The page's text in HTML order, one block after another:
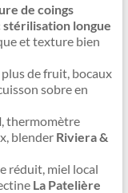
de coings
stérilisation longue
et texture bien
de fruit, bocaux
sobre en
, thermomètre
blender Riviera &
réduit, miel local
La Patelière